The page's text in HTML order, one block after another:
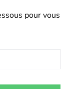
pour vous